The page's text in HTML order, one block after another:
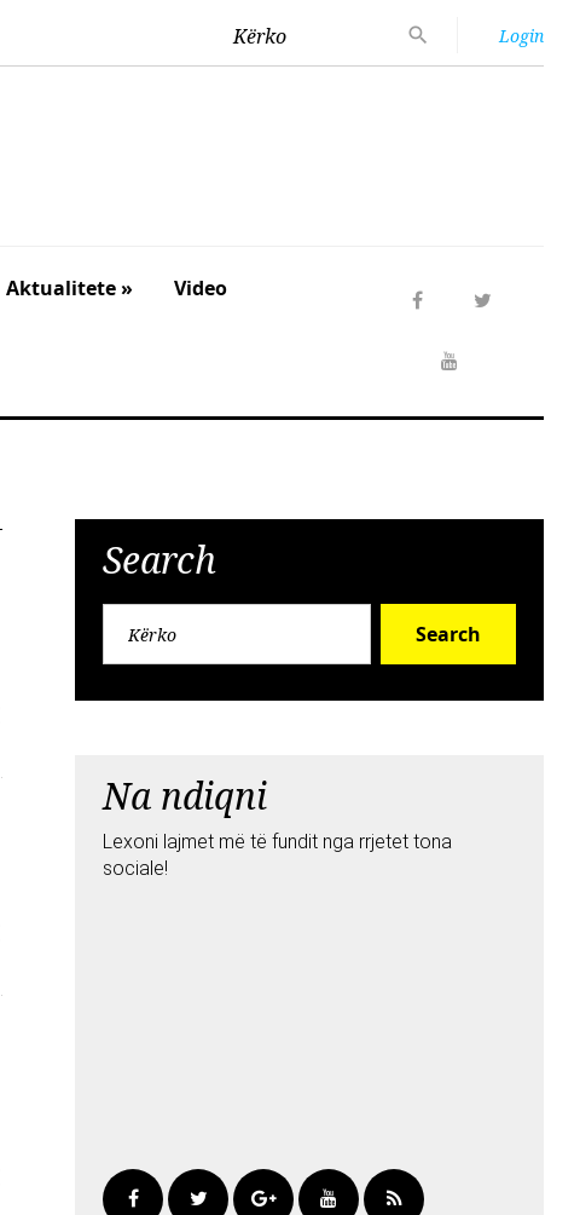
Kërko Login
Aktualitete » Video
Search
Search
Na ndiqni
Lexoni lajmet më të fundit nga rrjetet tona
sociale!